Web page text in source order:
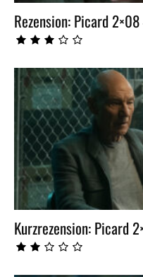
Rezension: Picard 2×08
Kurzrezension: Picard